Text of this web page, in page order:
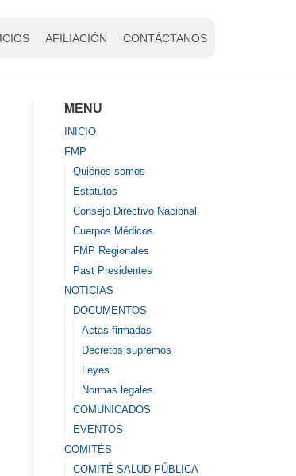
AFILIACIÓN CONTÁCTANOS
MENU
INICIO
FMP
Quiénes somos
Estatutos
Consejo Directivo Nacional
Cuerpos Médicos
FMP Regionales
Past Presidentes
NOTICIAS
DOCUMENTOS
Actas firmadas
Decretos supremos
Leyes
Normas legales
COMUNICADOS
EVENTOS
COMITÉS
COMITÉ SALUD PÚBLICA